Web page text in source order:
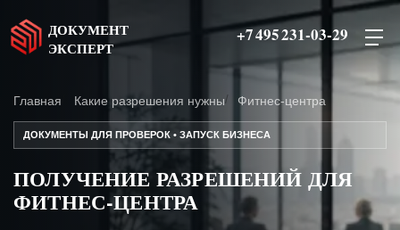
ДОКУМЕНТ
ЭКСПЕРТ
+7 495 231-03-29
Главная Какие разрешения нужны Фитнес-центра
ДОКУМЕНТЫ ДЛЯ ПРОВЕРОК • ЗАПУСК БИЗНЕСА
ПОЛУЧЕНИЕ РАЗРЕШЕНИЙ ДЛЯ
ФИТНЕС-ЦЕНТРА